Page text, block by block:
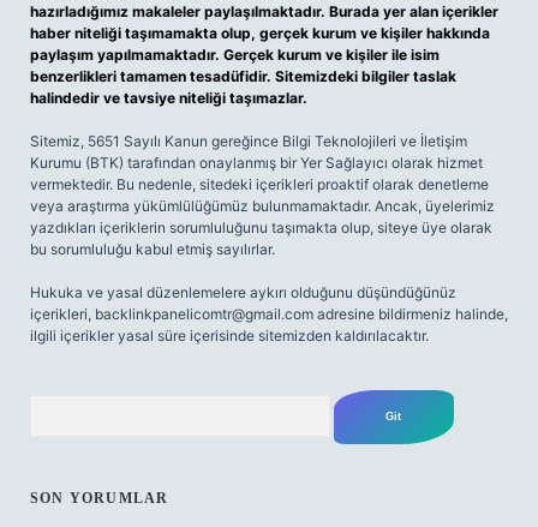
hazırladığımız makaleler paylaşılmaktadır. Burada yer alan içerikler
haber niteliği taşımamakta olup, gerçek kurum ve kişiler hakkında
paylaşım yapılmamaktadır. Gerçek kurum ve kişiler ile isim
benzerlikleri tamamen tesadüfidir. Sitemizdeki bilgiler taslak
halindedir ve tavsiye niteliği taşımazlar.
Sitemiz, 5651 Sayılı Kanun gereğince Bilgi Teknolojileri ve İletişim
Kurumu (BTK) tarafından onaylanmış bir Yer Sağlayıcı olarak hizmet
vermektedir. Bu nedenle, sitedeki içerikleri proaktif olarak denetleme
veya araştırma yükümlülüğümüz bulunmamaktadır. Ancak, üyelerimiz
yazdıkları içeriklerin sorumluluğunu taşımakta olup, siteye üye olarak
bu sorumluluğu kabul etmiş sayılırlar.
Hukuka ve yasal düzenlemelere aykırı olduğunu düşündüğünüz
içerikleri, backlinkpanelicomtr@gmail.com adresine bildirmeniz halinde,
ilgili içerikler yasal süre içerisinde sitemizden kaldırılacaktır.
SON YORUMLAR